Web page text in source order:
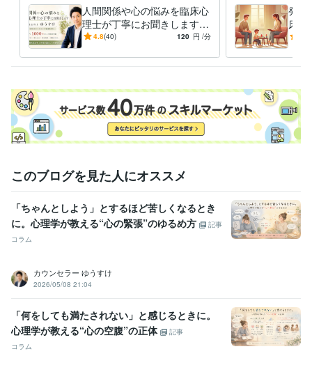
経験職種
ライフスタイル・その他 / カウンセラー・コーチ 経験年数 : 16年
職歴
精神科クリニック 2008年11月 ~ 2012年5月
私設相談室 2012年3月 ~ 現在
受賞歴
ココナラ　レギュラーランク昇格 ココナラ　ブロンズランク昇格 コ
コナラ　プラチナランク昇格
臨床心理士 取得年 : 2008年
得意分野
悩み相談・カウンセリング カウンセリング、相談
人間関係や心の悩みを臨床心
理士が丁寧にお聞きします
カウンセリング歴18年以上の
4.8(40) 120 円 /分
発達
床心
カウ
このブログを見た人にオススメ
「ちゃんとしよう」とするほど苦しくなるとき
に。心理学が教える“心の緊張”のゆるめ方
記事
コラム
カウンセラー ゆうすけ
2026/05/08 21:04
「何をしても満たされない」と感じるときに。
心理学が教える“心の空腹”の正体
記事
コラム